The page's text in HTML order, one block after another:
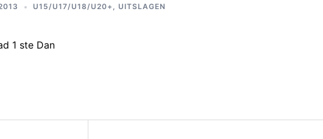
U15/U17/U18/U20+ , UITSLAGEN
1 ste Dan